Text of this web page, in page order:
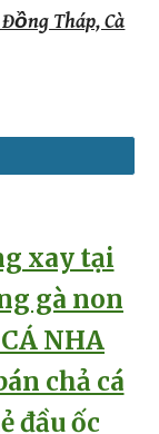
Tháp, Cà
xay tại
gà non
NHA
chả cá
đầu ốc